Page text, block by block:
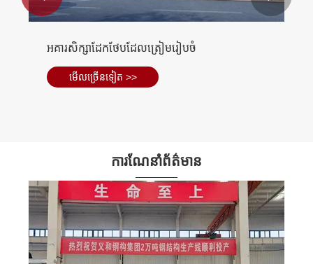
អគារសិក្សាដែកថែបដែលត្រៀមរៀបចំ
មើល​ច្រើន​ទៀត >>
ការណែនាំព័ត៌មាន